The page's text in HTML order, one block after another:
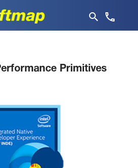
Primitives